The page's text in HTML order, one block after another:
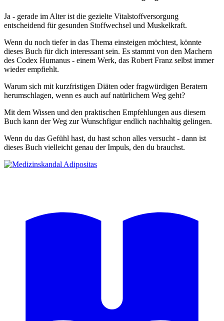
Ja - gerade im Alter ist die gezielte Vitalstoffversorgung
entscheidend für gesunden Stoffwechsel und Muskelkraft.
Wenn du noch tiefer in das Thema einsteigen möchtest, könnte
dieses Buch für dich interessant sein. Es stammt von den Machern
des Codex Humanus - einem Werk, das Robert Franz selbst immer
wieder empfiehlt.
Warum sich mit kurzfristigen Diäten oder fragwürdigen Beratern
herumschlagen, wenn es auch auf natürlichem Weg geht?
Mit dem Wissen und den praktischen Empfehlungen aus diesem
Buch kann der Weg zur Wunschfigur endlich nachhaltig gelingen.
Wenn du das Gefühl hast, du hast schon alles versucht - dann ist
dieses Buch vielleicht genau der Impuls, den du brauchst.